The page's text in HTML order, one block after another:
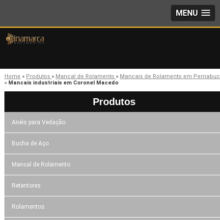
MENU
Home » Produtos » Mancal de Rolamento » Mancais de Rolamento em
» Mancais industriais em Coronel Macedo
Produtos
Anéis para Vedação
Bucha de Aço
Mancal de Rolamento
Retentores
Rolamentos